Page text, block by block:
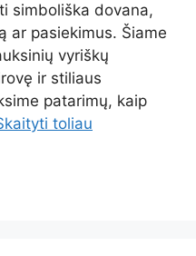
simboliška dovana,
ar pasiekimus. Šiame
vyriškų
ir stiliaus
patarimų, kaip
toliau